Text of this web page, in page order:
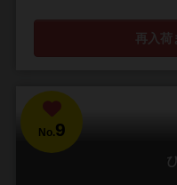
再入荷
No.9